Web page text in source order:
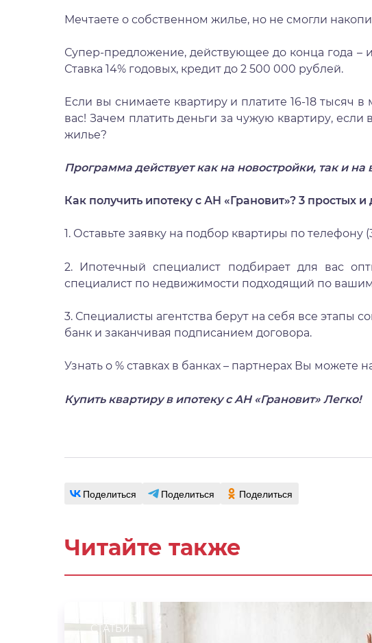
Мечтаете о собственном жилье, но не смогли
Супер-предложение, действующее до конца года –
Ставка 14% годовых, кредит до 2 500 000 рублей.
Если вы снимаете квартиру и платите 16-18 тысяч
вас! Зачем платить деньги за чужую квартиру,
жилье?
Программа действует как на новостройки, так и
Как получить ипотеку с АН «Грановит»? 3 простых
1. Оставьте заявку на подбор квартиры по телефону
2. Ипотечный специалист подбирает для вас
специалист по недвижимости подходящий по
3. Специалисты агентства берут на себя все этапы
банк и заканчивая подписанием договора.
Узнать о % ставках в банках – партнерах Вы можете
Купить квартиру в ипотеку с АН «Грановит» Легко!
Поделиться Поделиться Поделиться
Читайте также
СТАТЬИ